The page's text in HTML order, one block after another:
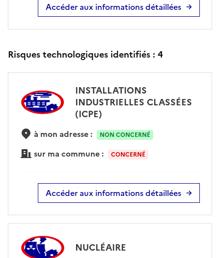
Accéder aux informations détaillées
Risques technologiques identifiés : 4
INSTALLATIONS
INDUSTRIELLES CLASSÉES
(ICPE)
à mon adresse : NON CONCERNÉ
sur ma commune : CONCERNÉ
Accéder aux informations détaillées
NUCLÉAIRE